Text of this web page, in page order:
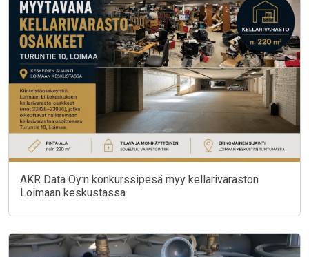
AKR Data Oy:n konkurssipesä myy kellarivaraston
Loimaan keskustassa